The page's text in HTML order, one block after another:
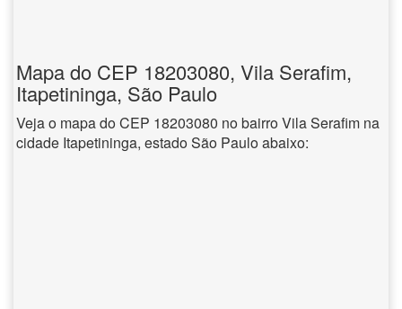
Mapa do CEP 18203080, Vila Serafim,
Itapetininga, São Paulo
Veja o mapa do CEP 18203080 no bairro Vila Serafim na
cidade Itapetininga, estado São Paulo abaixo: